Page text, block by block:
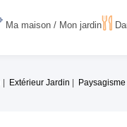
Ma maison / Mon jardin
Extérieur Jardin